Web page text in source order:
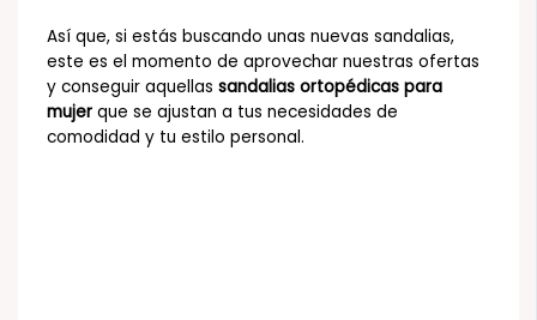
Así que, si estás buscando unas nuevas sandalias,
este es el momento de aprovechar nuestras ofertas
y conseguir aquellassandalias ortopédicas para
mujer que se ajustan a tus necesidades de
comodidad y tu estilo personal.